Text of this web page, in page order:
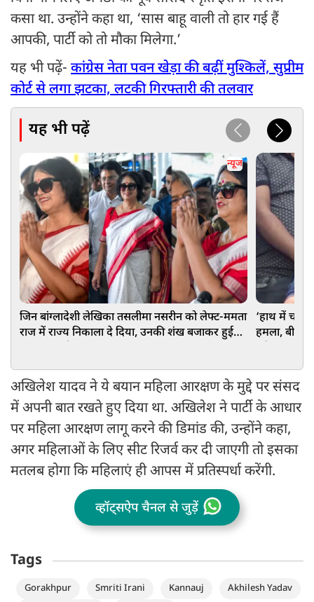
कसा था. उन्होंने कहा था, ‘सास बाहू वाली तो हार गई हैं
आपकी, पार्टी को तो मौका मिलेगा.’
यह भी पढ़ें- कांग्रेस नेता पवन खेड़ा की बढ़ीं मुश्किलें, सुप्रीम
कोर्ट से लगा झटका, लटकी गिरफ्तारी की तलवार
यह भी पढ़ें
न्यूज
जिन बांग्लादेशी लेखिका तसलीमा नसरीन को लेफ्ट-ममता
राज में राज्य निकाला दे दिया, उनकी शंख बजाकर हुई
‘हाथ में चाकू
हमला, बीच
अखिलेश यादव ने ये बयान महिला आरक्षण के मुद्दे पर संसद
में अपनी बात रखते हुए दिया था. अखिलेश ने पार्टी के आधार
पर महिला आरक्षण लागू करने की डिमांड की, उन्होंने कहा,
अगर महिलाओं के लिए सीट रिजर्व कर दी जाएगी तो इसका
मतलब होगा कि महिलाएं ही आपस में प्रतिस्पर्धा करेंगी.
व्हॉट्सऐप चैनल से जुड़ें
Tags
Gorakhpur Smriti Irani Kannauj
Akhilesh Yadav